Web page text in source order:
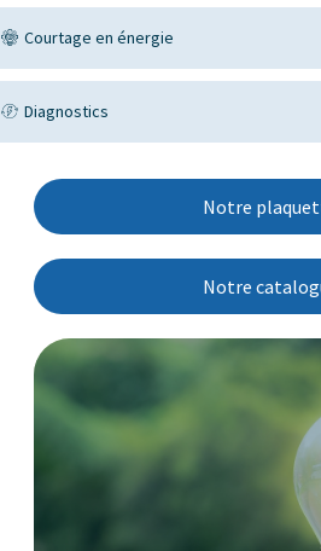
Courtage en énergie
Diagnostics
Notre
Notre